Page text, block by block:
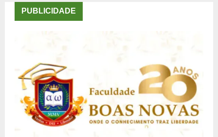
posts
PUBLICIDADE